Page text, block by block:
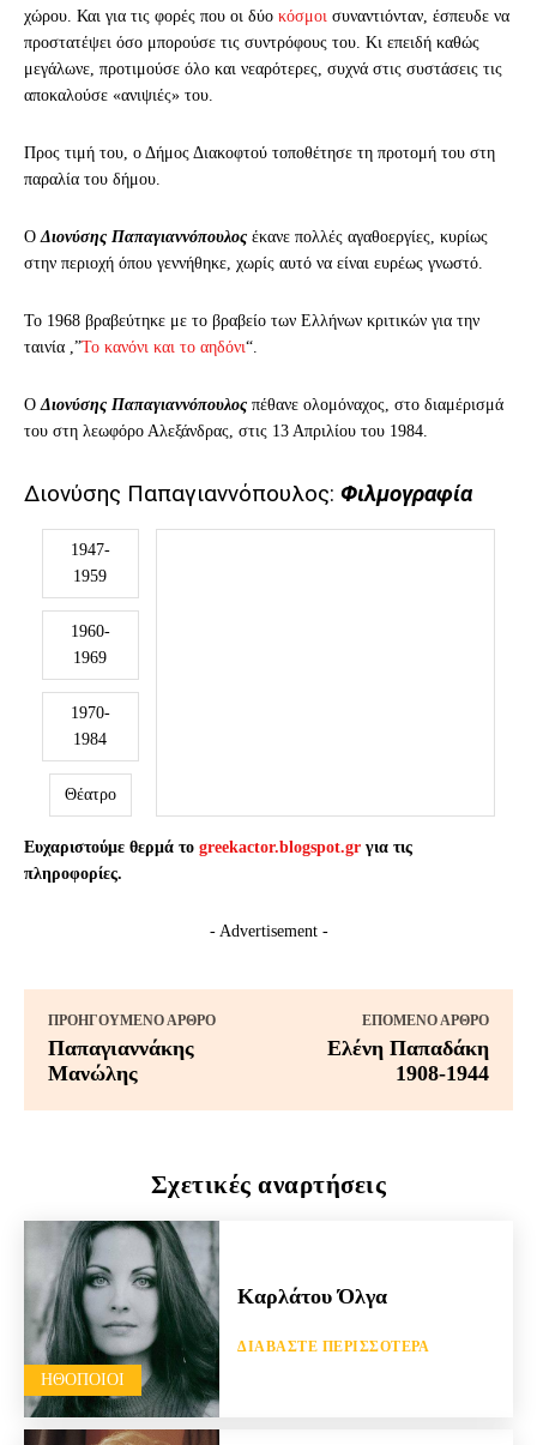
Σχετικές αναρτήσεις
HΘΟΠΟΙΟΊ
Καρλάτου Όλγα
ΔΙΑΒΆΣΤΕ ΠΕΡΙΣΣΌΤΕΡΑ
χώρου. Και για τις φορές που οι δύο κόσμοι συναντιόνταν, έσπευδε να
προστατέψει όσο μπορούσε τις συντρόφους του. Κι επειδή καθώς
μεγάλωνε, προτιμούσε όλο και νεαρότερες, συχνά στις συστάσεις τις
αποκαλούσε «ανιψιές» του.
Προς τιμή του, ο Δήμος Διακοφτού τοποθέτησε τη προτομή του στη
παραλία του δήμου.
ΟΔιονύσης Παπαγιαννόπουλος έκανε πολλές αγαθοεργίες, κυρίως
στην περιοχή όπου γεννήθηκε, χωρίς αυτό να είναι ευρέως γνωστό.
Το 1968 βραβεύτηκε με το βραβείο των Ελλήνων κριτικών για την
ταινία ,”Το κανόνι και το αηδόνι“.
ΟΔιονύσης Παπαγιαννόπουλος πέθανε ολομόναχος, στο διαμέρισμά
του στη λεωφόρο Αλεξάνδρας, στις 13 Απριλίου του 1984.
Διονύσης Παπαγιαννόπουλος: Φιλμογραφία
1947-
1959
1960-
1969
1970-
1984
Θέατρο
Ευχαριστούμε θερμά το greekactor.blogspot.gr για τις
πληροφορίες.
- Advertisement -
ΠΡΟΗΓΟΎΜΕΝΟ ΆΡΘΡΟ
Παπαγιαννάκης
Μανώλης
ΕΠΌΜΕΝΟ ΆΡΘΡΟ
Ελένη Παπαδάκη
1908-1944